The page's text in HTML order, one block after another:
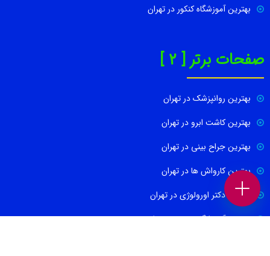
بهترین آموزشگاه کنکور در تهران
صفحات برتر [ 2 ]
بهترین روانپزشک در تهران
بهترین کاشت ابرو در تهران
بهترین جراح بینی در تهران
بهترین کارواش ها در تهران
بهترین دکتر اورولوژی در تهران
بهترین آموزشگاه موسیقی تهران